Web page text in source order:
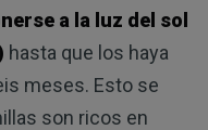
a la luz del sol
hasta que los haya
meses. Esto se
son ricos en